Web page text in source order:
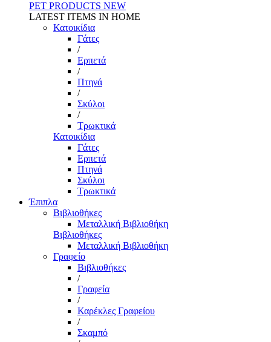
PET PRODUCTS NEW
LATEST ITEMS IN HOME
Κατοικίδια
Γάτες
/
Ερπετά
/
Πτηνά
/
Σκύλοι
/
Τρωκτικά
Κατοικίδια
Γάτες
Ερπετά
Πτηνά
Σκύλοι
Τρωκτικά
Έπιπλα
Βιβλιοθήκες
Μεταλλική Βιβλιοθήκη
Βιβλιοθήκες
Μεταλλική Βιβλιοθήκη
Γραφείο
Βιβλιοθήκες
/
Γραφεία
/
Καρέκλες Γραφείου
/
Σκαμπό